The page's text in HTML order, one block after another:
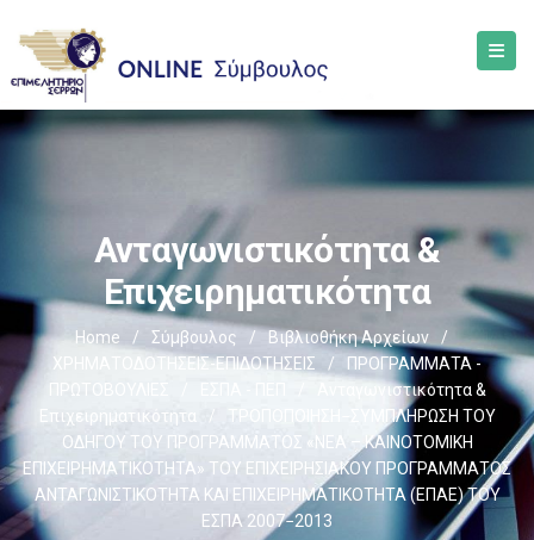
Ανταγωνιστικότητα &
Επιχειρηματικότητα
Home / Σύμβουλος / Βιβλιοθήκη Αρχείων
/
ΧΡΗΜΑΤΟΔΟΤΗΣΕΙΣ-ΕΠΙΔΟΤΗΣΕΙΣ
/
ΠΡΟΓΡΑΜΜΑΤΑ -
ΠΡΩΤΟΒΟΥΛΙΕΣ
Ανταγωνιστικότητα &
Επιχειρηματικότητα
/
ΤΡΟΠΟΠΟΙΗΣΗ−ΣΥΜΠΛΗΡΩΣΗ ΤΟΥ
ΟΔΗΓΟΥ ΤΟΥ ΠΡΟΓΡΑΜΜΑΤΟΣ «ΝΕΑ – ΚΑΙΝΟΤΟΜΙΚΗ
ΕΠΙΧΕΙΡΗΜΑΤΙΚΟΤΗΤΑ» ΤΟΥ ΕΠΙΧΕΙΡΗΣΙΑΚΟΥ ΠΡΟΓΡΑΜΜΑΤΟΣ
ΑΝΤΑΓΩΝΙΣΤΙΚΟΤΗΤΑ ΚΑΙ ΕΠΙΧΕΙΡΗΜΑΤΙΚΟΤΗΤΑ (ΕΠΑΕ) ΤΟΥ
ΕΣΠΑ 2007−2013